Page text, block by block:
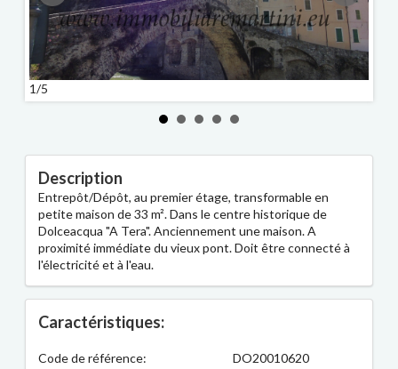
1/5
Description
Entrepôt/Dépôt, au premier étage, transformable en
petite maison de 33 m². Dans le centre historique de
Dolceacqua "A Tera". Anciennement une maison. A
proximité immédiate du vieux pont. Doit être connecté à
l'électricité et à l'eau.
Caractéristiques:
Code de référence:
DO20010620